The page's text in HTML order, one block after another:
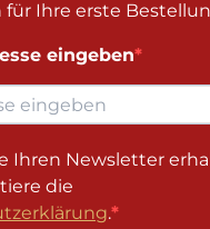
für Ihre erste
eingeben
Ihren Newsletter
die
.